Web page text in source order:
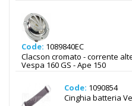
Code: 1089840EC
Clacson cromato - corrente
Vespa 160 GS - Ape 150
Code: 1090854
Cinghia batteria